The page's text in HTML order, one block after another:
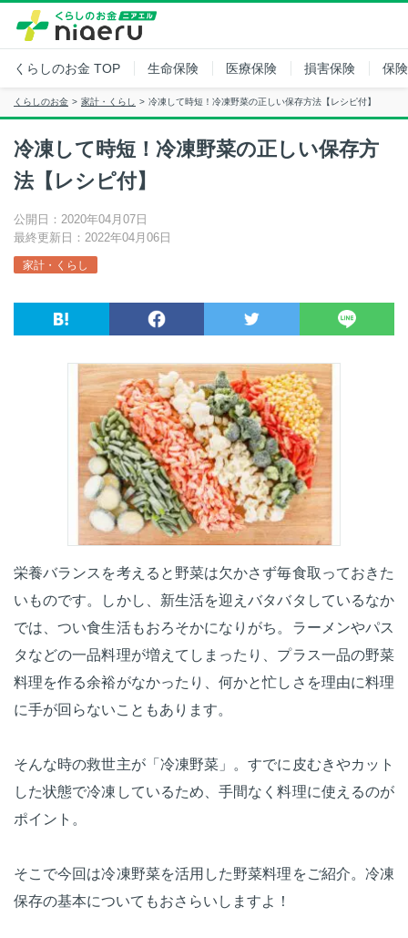
くらしのお金 TOP 生命保険 医療保険 損害保険 保
くらしのお金 家計・くらし 冷凍して時短！冷凍野菜の正しい保存方法【レシピ付】
冷凍して時短！冷凍野菜の正しい保存方
法【レシピ付】
公開日：2020年04月07日
最終更新日：2022年04月06日
家計・くらし
栄養バランスを考えると野菜は欠かさず毎食取っておきた
いものです。しかし、新生活を迎えバタバタしているなか
では、つい食生活もおろそかになりがち。ラーメンやパス
タなどの一品料理が増えてしまったり、プラス一品の野菜
料理を作る余裕がなかったり、何かと忙しさを理由に料理
に手が回らないこともあります。
そんな時の救世主が「冷凍野菜」。すでに皮むきやカット
した状態で冷凍しているため、手間なく料理に使えるのが
ポイント。
そこで今回は冷凍野菜を活用した野菜料理をご紹介。冷凍
保存の基本についてもおさらいしますよ！